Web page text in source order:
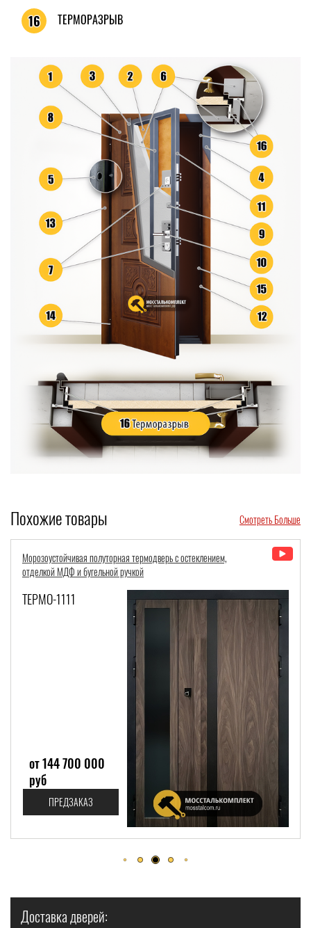
16 ТЕРМОРАЗРЫВ
Похожие товары Смотреть Больше
Остекленная входная группа с терморазрывом, бугельной ручкой и
отделкой из панелей МДФ розовых оттенков по RAL
ТЕРМО-1328
от 187 900 руб
ПРЕДЗАКАЗ
Доставка дверей: